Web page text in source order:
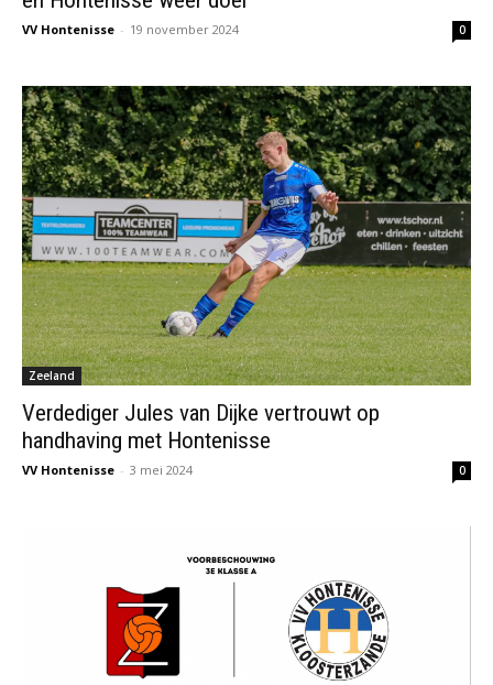
VV Hontenisse - 19 november 2024 0
Zeeland
Verdediger Jules van Dijke vertrouwt op
handhaving met Hontenisse
VV Hontenisse - 3 mei 2024 0